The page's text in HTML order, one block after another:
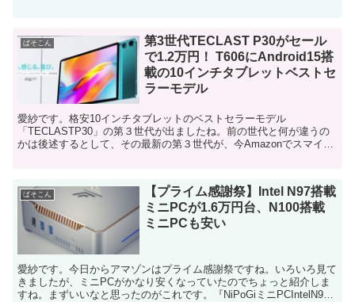
ぱそこん
第3世代TECLAST P30がセール
で1.2万円！ T606にAndroid15搭
載の10インチタブレットベストセ
ラーモデル
愛紗です。格安10インチタブレットのベストセラーモデル
「TECLASTP30」の第３世代が出ましたね。前の世代と何が違うの
かは後述するとして、その最新の第３世代が、今Amazonでスマイル
ぱそこん
【プライム感謝祭】Intel N97搭載
ミニPCが1.6万円台、N100搭載
ミニPCも安い
愛紗です。今日からアマゾンはプライム感謝祭ですね。いろいろ見て
きましたが、ミニPCがかなり安くなっていたのでちょっと紹介しま
すね。まずいいなと思ったのがこれです。『NiPoGiミニPCIntelN97